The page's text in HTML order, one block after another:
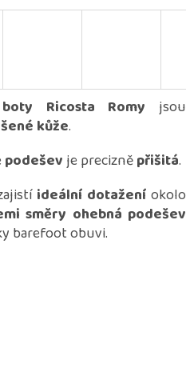
Ricosta Romy jsou
kůže.
podeševje precizněpřišitá.
ideální dotažení okolo
směry ohebná podešev
barefoot obuvi.